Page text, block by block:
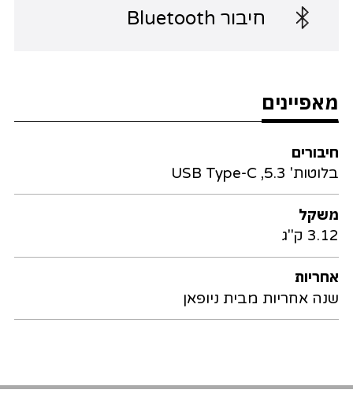
חיבור Bluetooth
מאפיינים
חיבורים
בלוטות' 5.3, USB Type-C
משקל
3.12 ק"ג
אחריות
שנה אחריות מבית ניופאן